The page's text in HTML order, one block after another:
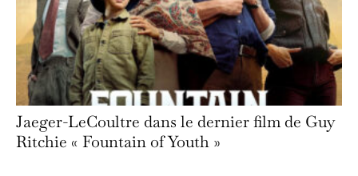
Jaeger-LeCoultre dans le dernier film de Guy
Ritchie « Fountain of Youth »